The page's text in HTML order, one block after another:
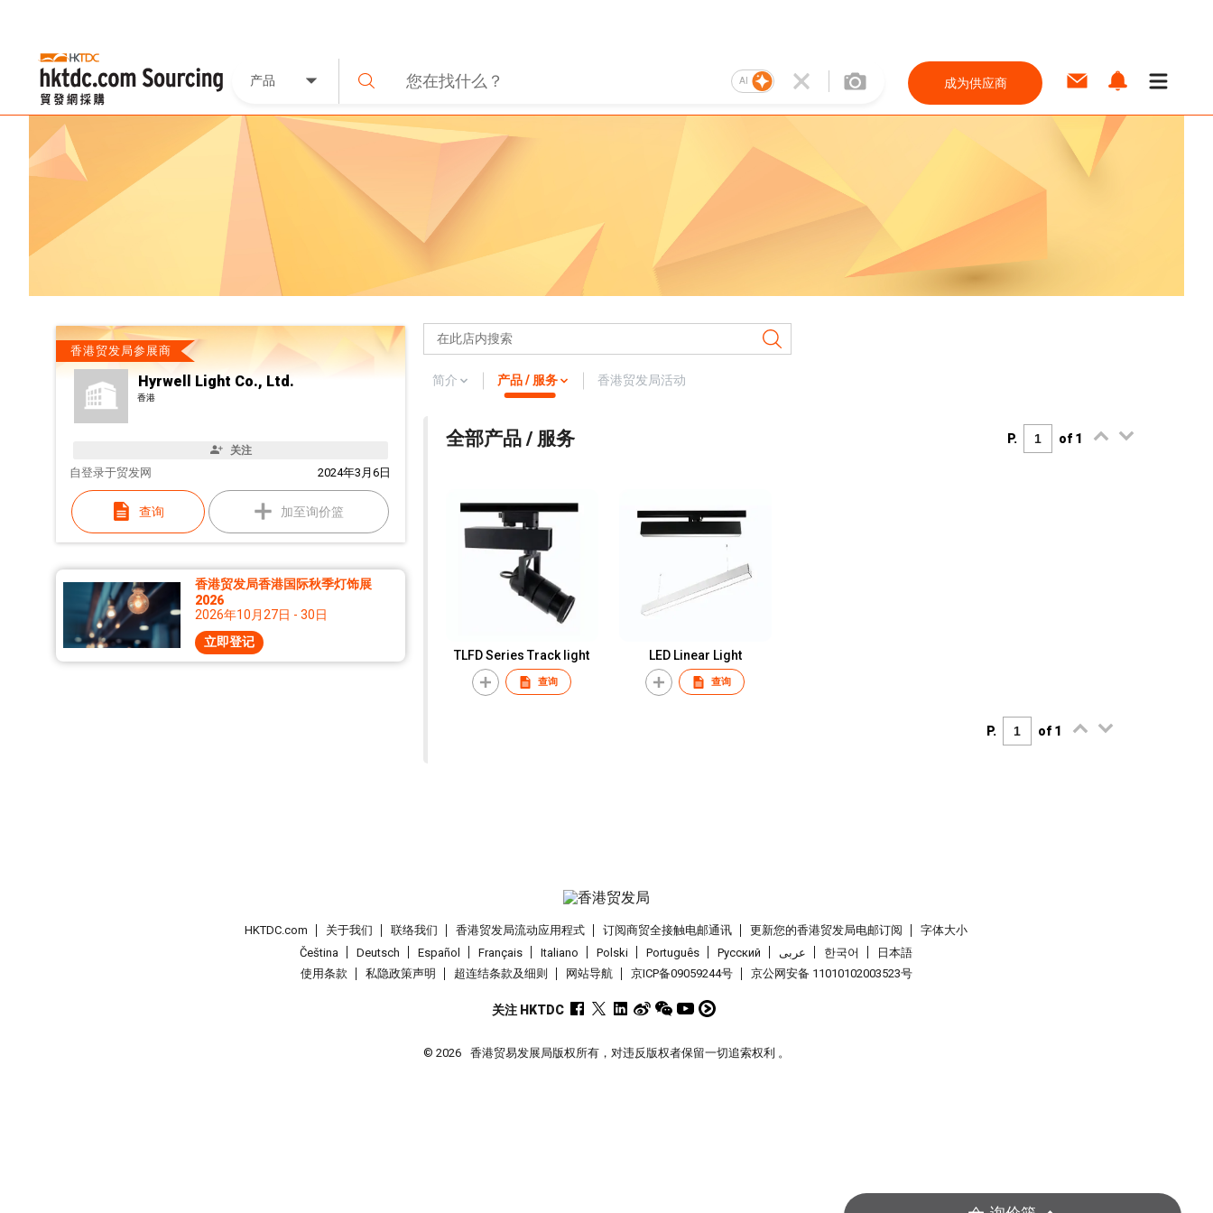
产品 AI 成为供应商
香港贸发局参展商
Hyrwell Light Co., Ltd.
香港
关注
自 2024年3月6日
登录于贸发网
查询 加至询价篮
香港贸发局香港国际秋季灯饰展
2026
2026年10月27日 - 30日
立即登记
简介 产品 / 服务 香港贸发局活动
全部产品 / 服务 P. of 1
TLFD Series Track light
查询
LED Linear Light
查询
P. of 1
HKTDC.com 关于我们 联络我们 香港贸发局流动应用程式 订阅商贸全接触电邮通讯 更新您的香港贸发局电邮订阅
字体大小
Čeština
Deutsch Español Français Italiano Polski Português Pусский عربى 한국어
日本語
使用条款
私隐政策声明 超连结条款及细则 网站导航 京ICP备09059244号 京公网安备 11010102003523号
关注 HKTDC
© 2026 香港贸易发展局版权所有，对违反版权者保留一切追索权利 。